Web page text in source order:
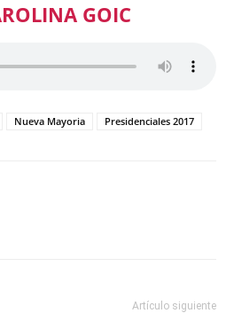
GOIC
Nueva Mayoria Presidenciales 2017
Artículo siguiente